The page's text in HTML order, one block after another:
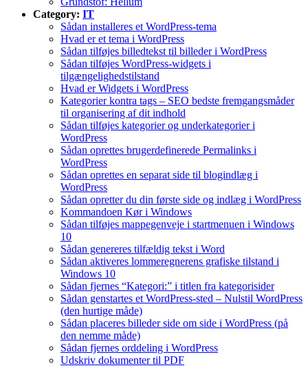
Category: IT
Sådan installeres et WordPress-tema
Hvad er et tema i WordPress
Sådan tilføjes billedtekst til billeder i WordPress
Sådan tilføjes WordPress-widgets i
tilgængelighedstilstand
Hvad er Widgets i WordPress
Kategorier kontra tags – SEO bedste fremgangsmåder
til organisering af dit indhold
Sådan tilføjes kategorier og underkategorier i
WordPress
Sådan oprettes brugerdefinerede Permalinks i
WordPress
Sådan oprettes en separat side til blogindlæg i
WordPress
Sådan opretter du din første side og indlæg i WordPress
Kommandoen Kør i Windows
Sådan tilføjes mappegenveje i startmenuen i Windows
10
Sådan genereres tilfældig tekst i Word
Sådan aktiveres lommeregnerens grafiske tilstand i
Windows 10
Sådan fjernes “Kategori:” i titlen fra kategorisider
Sådan genstartes et WordPress-sted – Nulstil WordPress
(den hurtige måde)
Sådan placeres billeder side om side i WordPress (på
den nemme måde)
Sådan fjernes orddeling i WordPress
Udskriv dokumenter til PDF